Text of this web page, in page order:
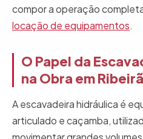
compor a operação
locação de equipamentos.
O Papel da
na Obra em
A escavadeira hidráulica é
articulado e caçamba,